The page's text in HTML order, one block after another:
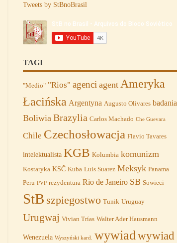
Tweets by StBnoBrasil
TAGI
"Medio" "Rios" agenci agent Ameryka
Łacińska Argentyna Augusto Olivares badania
Boliwia Brazylia Carlos Machado Che Guevara
Chile Czechosłowacja Flavio Tavares
intelektualista KGB Kolumbia komunizm
Kostaryka KSČ Kuba Luis Suarez Meksyk Panama
Peru PVP rezydentura Rio de Janeiro SB Sowieci
StB szpiegostwo Tunik Uruguay
Urugwaj Vivian Trías Walter Ader Hausmann
Wenezuela Wyszyński kard. wywiadwywiad